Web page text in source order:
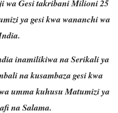
wa Gesi takribani Milioni 25
ya gesi kwa wananchi wa
inamilikiwa na Serikali ya
na kusambaza gesi kwa
umma kuhusu Matumizi ya
na Salama.